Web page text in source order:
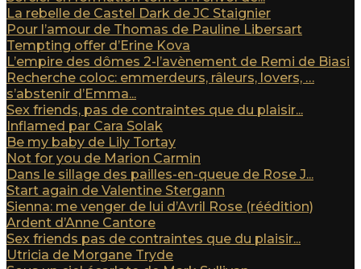
La rebelle de Castel Dark de JC Staignier
Pour l’amour de Thomas de Pauline Libersart
Tempting offer d’Erine Kova
L’empire des dômes 2-l’avènement de Remi de Biasi
Recherche coloc: emmerdeurs, râleurs, lovers, …
s’abstenir d’Emma...
Sex friends, pas de contraintes que du plaisir...
Inflamed par Cara Solak
Be my baby de Lily Tortay
Not for you de Marion Carmin
Dans le sillage des pailles-en-queue de Rose J...
Start again de Valentine Stergann
Sienna: me venger de lui d’Avril Rose (réédition)
Ardent d’Anne Cantore
Sex friends pas de contraintes que du plaisir...
Utricia de Morgane Tryde